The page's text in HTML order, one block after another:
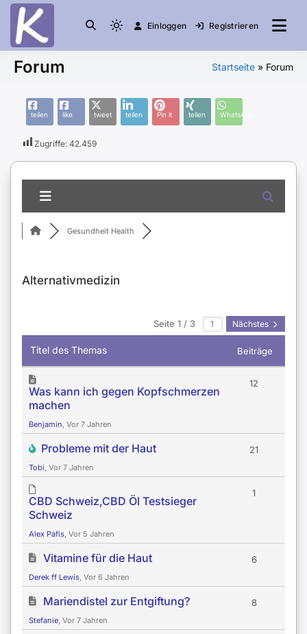
die Community Einloggen Registrieren
Forum Startseite » Forum
teilen like tweet teilen Pin it teilen WhatsApp
Zugriffe: 42.459
Gesundheit Health
Alternativmedizin
Seite 1 / 3
Nächstes
Titel des Themas Beiträge
Was kann ich gegen Kopfschmerzen
machen
Benjamin, Vor 7 Jahren
12
Probleme mit der Haut
Tobi, Vor 7 Jahren
21
CBD Schweiz,CBD Öl Testsieger
Schweiz
Alex Pafis, Vor 5 Jahren
1
Vitamine für die Haut
Derek ff Lewis, Vor 6 Jahren
6
Mariendistel zur Entgiftung?
Stefanie, Vor 7 Jahren
8